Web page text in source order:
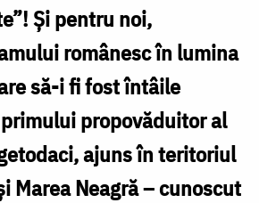
Și pentru noi,
românesc în lumina
să-i fi fost întâile
propovăduitor al
ajuns în teritoriul
Marea Neagră – cunoscut